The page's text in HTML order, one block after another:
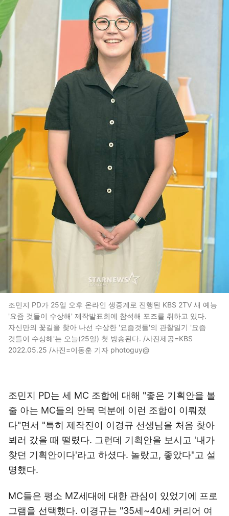
조민지 PD가 25일 오후 온라인 생중계로 진행된 KBS 2TV 새 예능
'요즘 것들이 수상해' 제작발표회에 참석해 포즈를 취하고 있다.
자신만의 꽃길을 찾아 나선 수상한 '요즘것들'의 관찰일기 '요즘
것들이 수상해'는 오늘(25일) 첫 방송된다. /사진제공=KBS
2022.05.25 /사진=이동훈 기자 photoguy@
조민지 PD는 세 MC 조합에 대해 "좋은 기획안을 볼
줄 아는 MC들의 안목 덕분에 이런 조합이 이뤄졌
다"면서 "특히 제작진이 이경규 선생님을 처음 찾아
뵈러 갔을 때 떨렸다. 그런데 기획안을 보시고 '내가
찾던 기획안이다'라고 하셨다. 놀랐고, 좋았다"고 설
명했다.
MC들은 평소 MZ세대에 대한 관심이 있었기에 프로
그램을 선택했다. 이경규는 "35세~40세 커리어 여